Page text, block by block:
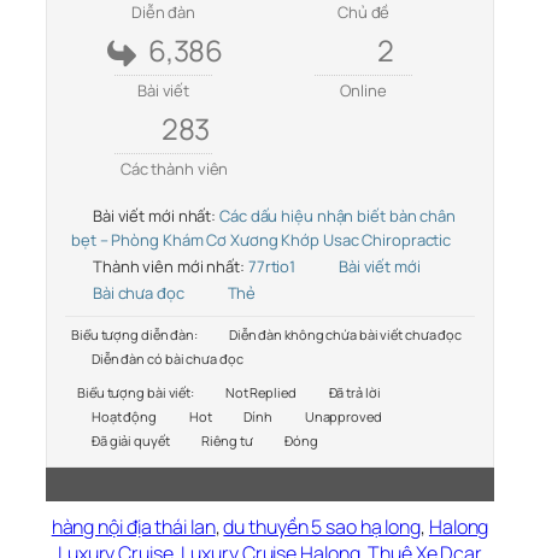
Diễn đàn Chủ đề
6,386
Bài viết
2
Online
283
Các thành viên
Bài viết mới nhất: Các dấu hiệu nhận biết bàn chân
bẹt – Phòng Khám Cơ Xương Khớp Usac Chiropractic
Thành viên mới nhất: 77rtio1
Bài viết mới
Bài chưa đọc
Thẻ
Biểu tượng diễn đàn:
Diễn đàn không chứa bài viết chưa đọc
Diễn đàn có bài chưa đọc
Biểu tượng bài viết:
Not Replied
Đã trả lời
Hoạt động
Hot Dính
Unapproved
Đã giải quyết
Riêng tư Đóng
hàng nội địa thái lan,du thuyền 5 sao hạ long, Halong